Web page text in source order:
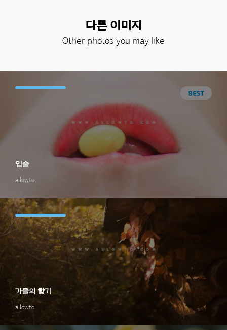
다른 이미지
Other photos you may like
allowto
입술
allowto
가을의 향기